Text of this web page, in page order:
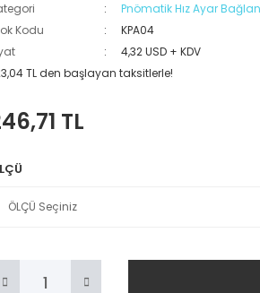
Pnömatik Hız Ayar
Kodu
KPA04
4,32 USD + KDV
TL den başlayan taksitlerle!
TL